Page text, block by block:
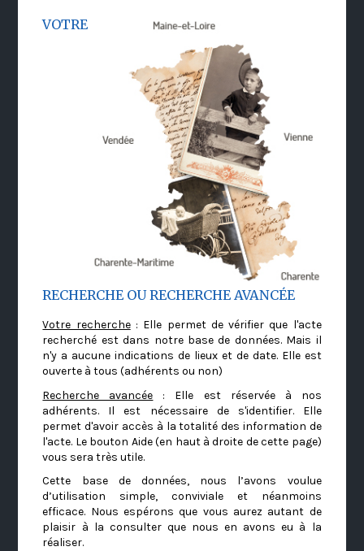
VOTRE
RECHERCHE OU RECHERCHE AVANCÉE
Votre recherche: Elle permet de vérifier que l'acte
recherché est dans notre base de données. Mais il
n'y a aucune indications de lieux et de date. Elle est
ouverte à tous (adhérents ou non)
Recherche avancée : Elle est réservée à nos
adhérents. Il est nécessaire de s'identifier. Elle
permet d'avoir accès à la totalité des information de
l'acte. Le bouton Aide (en haut à droite de cette page)
vous sera très utile.
Cette base de données, nous l’avons voulue
d’utilisation simple, conviviale et néanmoins
efficace. Nous espérons que vous aurez autant de
plaisir à la consulter que nous en avons eu à la
réaliser.